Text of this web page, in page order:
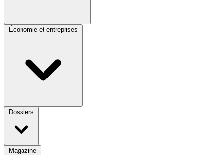
Économie et entreprises
Dossiers
Magazine